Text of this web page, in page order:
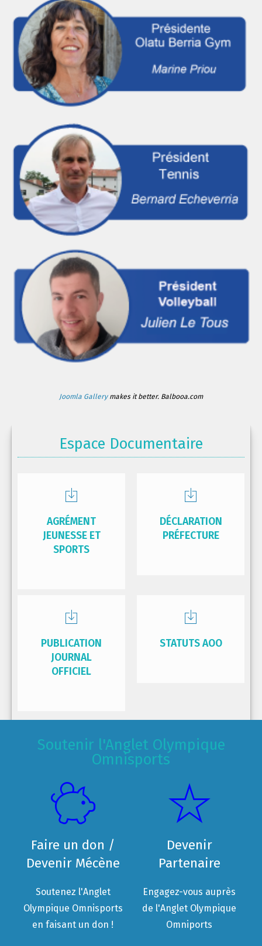
Joomla Gallerymakes it better. Balbooa.com
Espace Documentaire
AGRÉMENT
JEUNESSE ET
SPORTS
DÉCLARATION
PRÉFECTURE
PUBLICATION
JOURNAL
OFFICIEL
STATUTS AOO
Soutenir l'Anglet Olympique
Omnisports
Faire un don /
Devenir Mécène
Soutenez l'Anglet
Olympique Omnisports
en faisant un don !
Devenir
Partenaire
Engagez-vous auprès
de l'Anglet Olympique
Omniports